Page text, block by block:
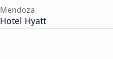
Mendoza
Hotel Hyatt